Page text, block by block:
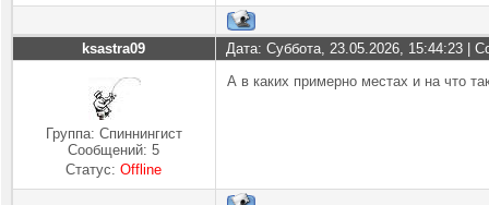
ksastra09 Дата: Суббота, 23.05.2026, 15:44:23 |
Группа: Спиннингист
Сообщений:5
Статус:Offline
А в каких примерно местах и на что